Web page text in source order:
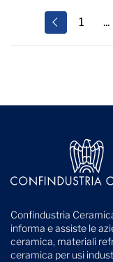
1 ...
Confindustria
informa e assiste le
ceramica, materiali
ceramica per usi